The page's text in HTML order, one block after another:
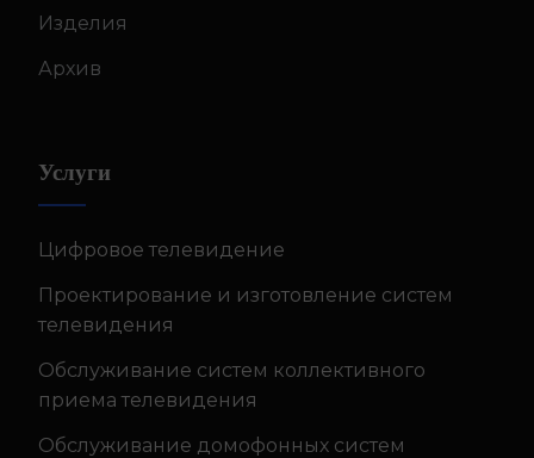
Изделия
Архив
Услуги
Цифровое телевидение
Проектирование и изготовление систем
телевидения
Обслуживание систем коллективного
приема телевидения
Обслуживание домофонных систем